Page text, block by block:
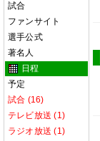
試合
ファンサイト
選手公式
著名人
日程
予定
試合 (16)
テレビ放送 (1)
ラジオ放送 (1)